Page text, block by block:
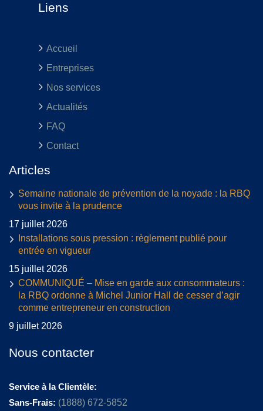
Liens
Accueil
Entreprises
Nos services
Actualités
FAQ
Contact
Articles
Semaine nationale de prévention de la noyade : la RBQ
vous invite à la prudence
17 juillet 2026
Installations sous pression : règlement publié pour
entrée en vigueur
15 juillet 2026
COMMUNIQUÉ – Mise en garde aux consommateurs :
la RBQ ordonne à Michel Junior Hall de cesser d’agir
comme entrepreneur en construction
9 juillet 2026
Nous contacter
Service à la Clientèle:
Sans-Frais: (1888) 672-5852